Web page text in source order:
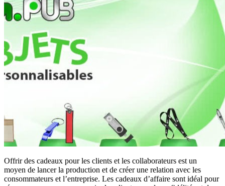
Offrir des cadeaux pour les clients et les collaborateurs est un
moyen de lancer la production et de créer une relation avec les
consommateurs et l’entreprise. Les cadeaux d’affaire sont idéal pour